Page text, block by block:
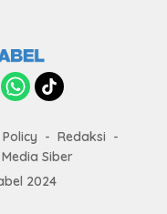
Redaksi
Siber
2024